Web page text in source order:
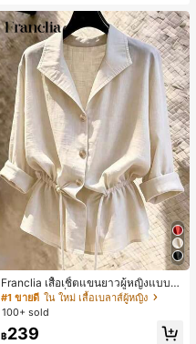
ล์มพลาสติกใช้ซ้ำได้, ฟิล์มพลาสติกอาห
าร, สิ่งจำเป็นในครัว
Franclia เสื้อเชิ้ตแขนยาวผู้หญิงแบบห
ลวมทรงสลัชชี่ลำลอง มีเชือกรูด ช่วยพร
างหุ่น
#1 ขายดี ใน ใหม่ เสื้อเบลาส์ผู้หญิง
100+ sold
฿239